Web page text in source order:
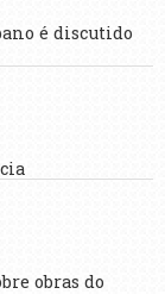
é discutido
obras do